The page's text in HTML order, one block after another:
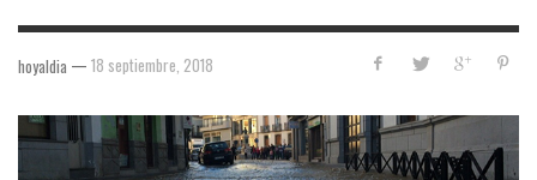
hoyaldia — 18 septiembre, 2018